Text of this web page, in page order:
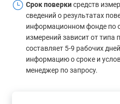
Срок поверкисредств
сведений о результатах
информационном фонде по
измерений зависит от типа
составляет 5-9 рабочих
информацию о сроке и
менеджер по запросу.